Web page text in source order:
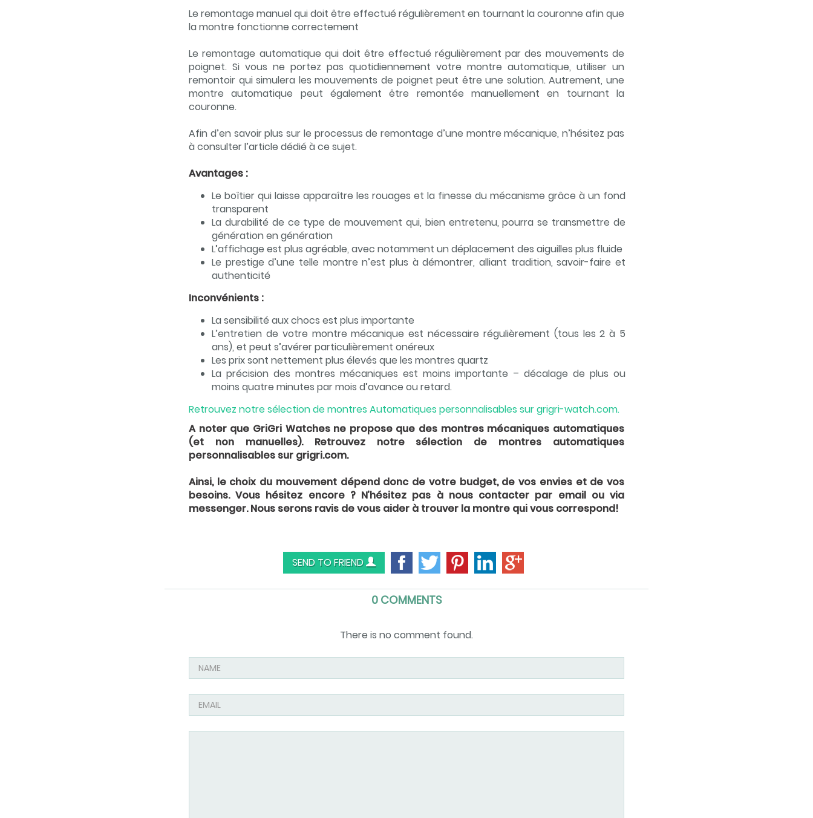
Le remontage manuel qui doit être effectué régulièrement en tournant la couronne afin que
la montre fonctionne correctement
Le remontage automatique qui doit être effectué régulièrement par des mouvements de
poignet. Si vous ne portez pas quotidiennement votre montre automatique, utiliser un
remontoir qui simulera les mouvements de poignet peut être une solution. Autrement, une
montre automatique peut également être remontée manuellement en tournant la
couronne.
Afin d’en savoir plus sur le processus de remontage d’une montre mécanique, n’hésitez pas
à consulter l’article dédié à ce sujet.
Avantages :
Le boîtier qui laisse apparaître les rouages et la finesse du mécanisme grâce à un fond
transparent
La durabilité de ce type de mouvement qui, bien entretenu, pourra se transmettre de
génération en génération
L’affichage est plus agréable, avec notamment un déplacement des aiguilles plus fluide
Le prestige d’une telle montre n’est plus à démontrer, alliant tradition, savoir-faire et
authenticité
Inconvénients :
La sensibilité aux chocs est plus importante
L’entretien de votre montre mécanique est nécessaire régulièrement (tous les 2 à 5
ans), et peut s’avérer particulièrement onéreux
Les prix sont nettement plus élevés que les montres quartz
La précision des montres mécaniques est moins importante – décalage de plus ou
moins quatre minutes par mois d’avance ou retard.
Retrouvez notre sélection de montres Automatiques personnalisables sur grigri-watch.com.
A noter que GriGri Watches ne propose que des montres mécaniques automatiques
(et non manuelles). Retrouvez notre sélection de montres automatiques
personnalisables sur grigri.com.
Ainsi, le choix du mouvement dépend donc de votre budget, de vos envies et de vos
besoins. Vous hésitez encore ? N’hésitez pas à nous contacter par email ou via
messenger. Nous serons ravis de vous aider à trouver la montre qui vous correspond!
SEND TO FRIEND
0 COMMENTS
There is no comment found.